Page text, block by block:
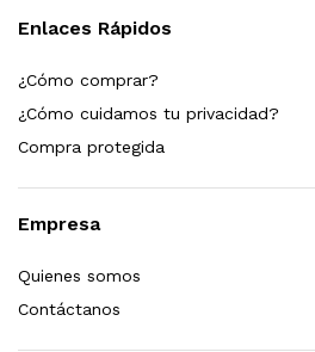
Enlaces Rápidos
¿Cómo comprar?
¿Cómo cuidamos tu privacidad?
Compra protegida
Empresa
Quienes somos
Contáctanos
al carrito
1,499.00